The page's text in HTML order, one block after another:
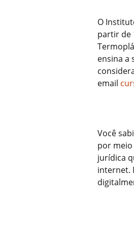
O
partir de
ensina a
email
Você
por meio
jurídica
internet.